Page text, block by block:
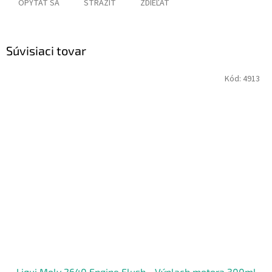
OPÝTAŤ SA STRÁŽIŤ ZDIEĽAŤ
Súvisiaci tovar
Kód: 4913